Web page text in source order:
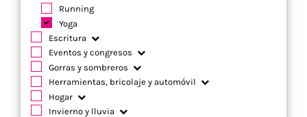
Running
Yoga
Escritura
Eventos y congresos
Gorras y sombreros
Herramientas, bricolaje y automóvil
Hogar
Invierno y lluvia